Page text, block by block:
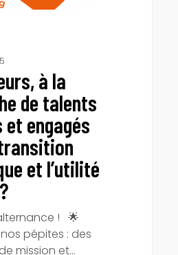
à la
de talents
engagés
et l’utilité
! 🌟
pépites : des
mission et…